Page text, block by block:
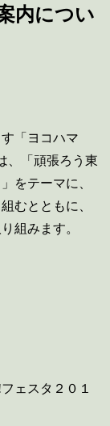
内につい
「ヨコハマ
、「頑張ろう東
をテーマに、
むとともに、
組みます。
ェスタ２０１